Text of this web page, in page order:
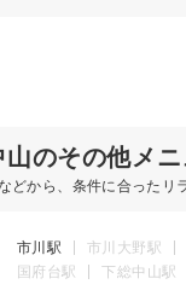
のその他メ
どから、条件に合ったリ
市川駅 市川大野駅
国府台駅
下総中山駅